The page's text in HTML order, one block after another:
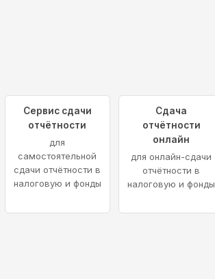
Сервис сдачи
отчётности
для
самостоятельной
сдачи отчётности в
налоговую и фонды
Сдача
отчётности
онлайн
для онлайн-сдачи
отчётности в
налоговую и фонды